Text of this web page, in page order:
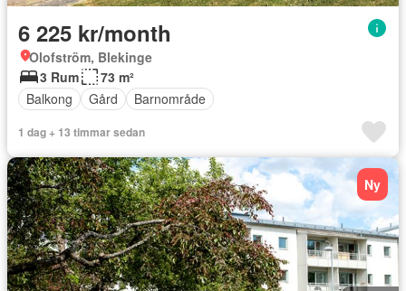
6 225 kr/month
Olofström, Blekinge
3 Rum
73 m²
Balkong
Gård Barnområde
1 dag + 13 timmar sedan
Ny